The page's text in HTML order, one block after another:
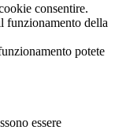
consentire.
funzionamento della
potete
essere